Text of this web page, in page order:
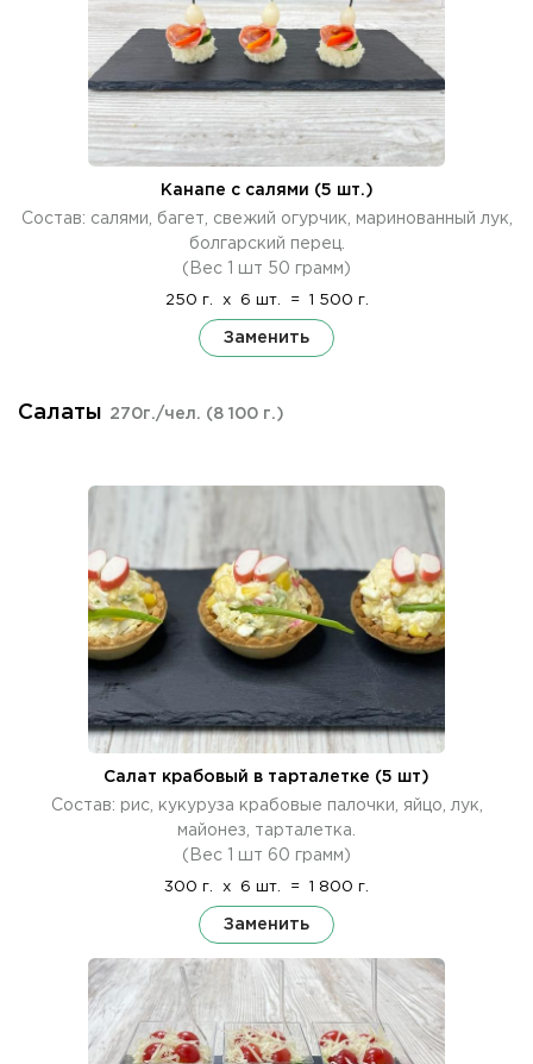
Канапе с салями (5 шт.)
Состав: салями, багет, свежий огурчик, маринованный лук,
болгарский перец.
(Вес 1 шт 50 грамм)
250 г. x 6 шт. = 1 500 г.
Заменить
Салаты 270г./чел. (8 100 г.)
Салат крабовый в тарталетке (5 шт)
Состав: рис, кукуруза крабовые палочки, яйцо, лук,
майонез, тарталетка.
(Вес 1 шт 60 грамм)
300 г. x 6 шт. = 1 800 г.
Заменить